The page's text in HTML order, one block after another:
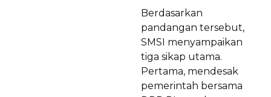
Berdasarkan
pandangan tersebut,
SMSI menyampaikan
tiga sikap utama.
Pertama, mendesak
pemerintah bersama